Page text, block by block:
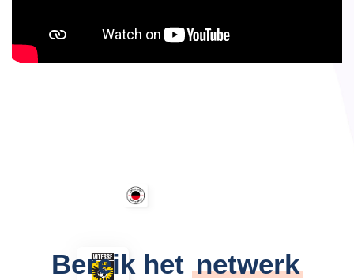
Bereik hetnetwerk